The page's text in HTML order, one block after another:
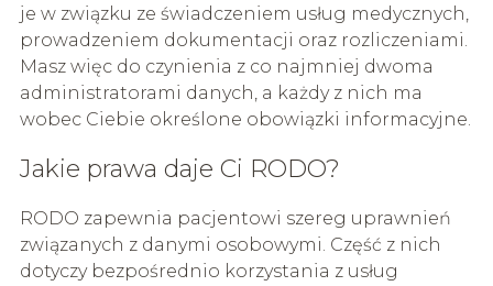
je w związku ze świadczeniem usług medycznych,
prowadzeniem dokumentacji oraz rozliczeniami.
Masz więc do czynienia z co najmniej dwoma
administratorami danych, a każdy z nich ma
wobec Ciebie określone obowiązki informacyjne.
Jakie prawa daje Ci RODO?
RODO zapewnia pacjentowi szereg uprawnień
związanych z danymi osobowymi. Część z nich
dotyczy bezpośrednio korzystania z usług